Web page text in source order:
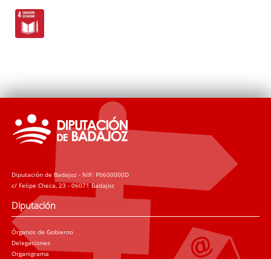
Diputación de Badajoz - NIF: P0600000D
c/ Felipe Checa, 23 - 06071 Badajoz
Diputación
Órganos de Gobierno
Delegaciones
Organigrama